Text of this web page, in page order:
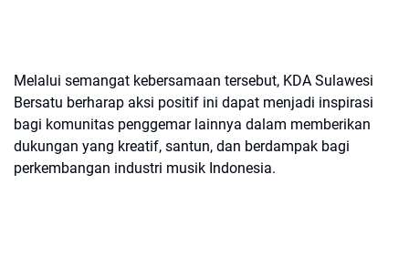
Melalui semangat kebersamaan tersebut, KDA Sulawesi
Bersatu berharap aksi positif ini dapat menjadi inspirasi
bagi komunitas penggemar lainnya dalam memberikan
dukungan yang kreatif, santun, dan berdampak bagi
perkembangan industri musik Indonesia.